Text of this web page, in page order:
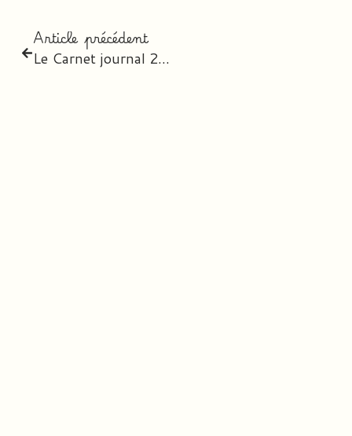
Article précédent
Le Carnet journal 2026-2027 – l’agenda digital personnalisé des professeurs des écoles